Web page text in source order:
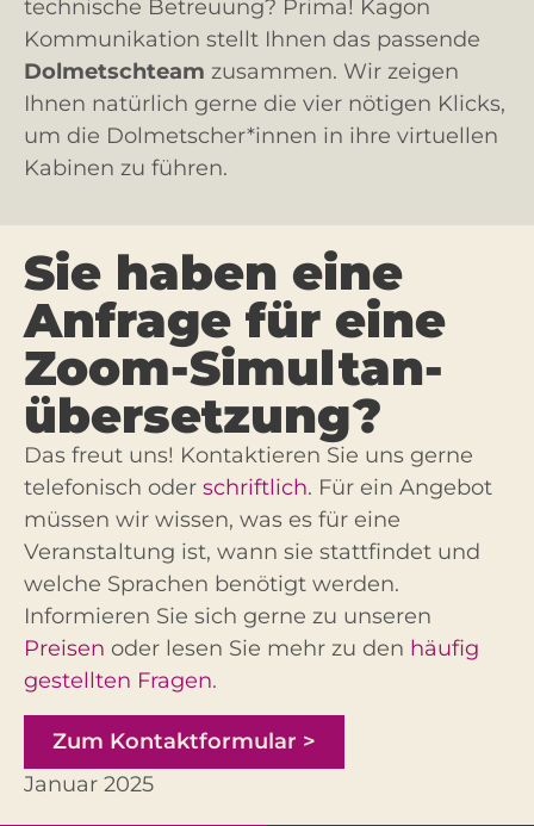
technische Betreuung? Prima! Kagon
Kommunikation stellt Ihnen das passende
Dolmetschteam zusammen. Wir zeigen
Ihnen natürlich gerne die vier nötigen Klicks,
um die Dolmetscher*innen in ihre virtuellen
Kabinen zu führen.
Sie haben eine
Anfrage für eine
Zoom-Sim­ultan­
über­setzung?
Das freut uns! Kontaktieren Sie uns gerne
telefonisch oder schriftlich. Für ein Angebot
müssen wir wissen, was es für eine
Veranstaltung ist, wann sie stattfindet und
welche Sprachen benötigt werden.
Informieren Sie sich gerne zu unseren
Preisen oder lesen Sie mehr zu den häufig
gestellten Fragen.
Zum Kontaktformular >
Januar 2025